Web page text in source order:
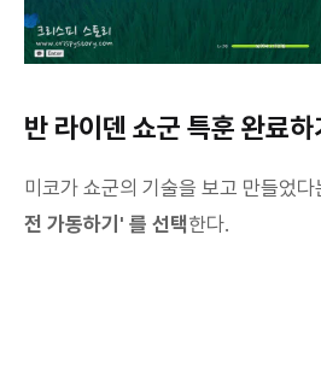
반 라이덴 쇼군 특훈 완료하
미코가 쇼군의 기술을 보고 만들었다
전 가동하기' 를 선택한다.